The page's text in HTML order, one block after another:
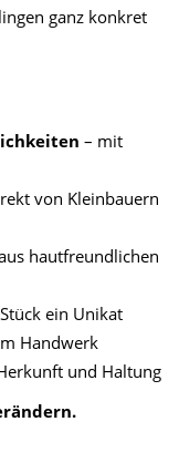
ganz konkret
– mit
von Kleinbauern
hautfreundlichen
ein Unikat
Handwerk
und Haltung